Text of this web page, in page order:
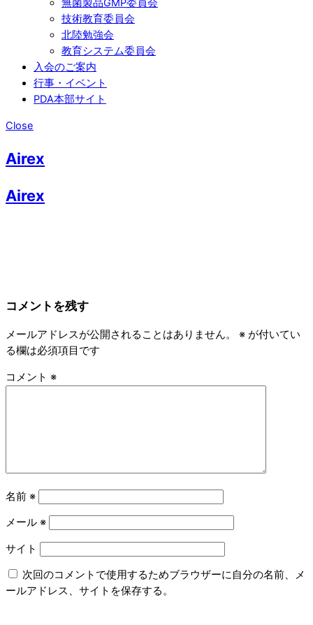
無菌製品GMP委員会
技術教育委員会
北陸勉強会
教育システム委員会
入会のご案内
行事・イベント
PDA本部サイト
Close
Airex
Airex
コメントを残す
メールアドレスが公開されることはありません。 ※ が付いてい
る欄は必須項目です
コメント ※
名前 ※
メール ※
サイト
次回のコメントで使用するためブラウザーに自分の名前、メ
ールアドレス、サイトを保存する。